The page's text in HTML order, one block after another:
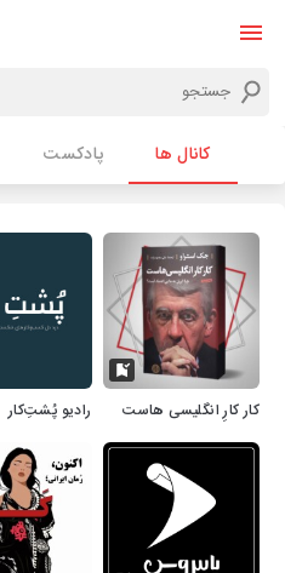
کانال ها پادکست
کار کارِ انگلیسی هاست رادیو پُشتِ‌کار